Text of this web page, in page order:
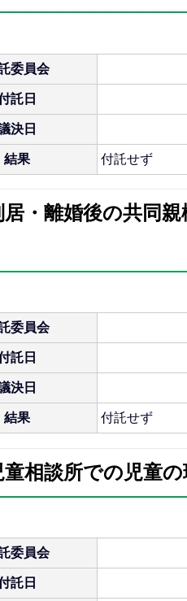
委員会
託日
決日
結果 付託せず
居・離婚後の共同
委員会
託日
決日
結果 付託せず
童相談所での児童
委員会
託日